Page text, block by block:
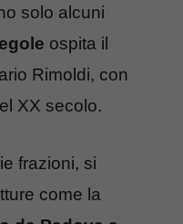
solo alcuni
ospita il
Rimoldi, con
XX secolo.
frazioni, si
come la